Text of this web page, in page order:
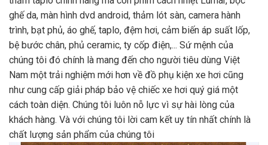
ghế da, màn hình dvd android, thảm lót sàn, camera hành
trình, bạt phủ, áo ghế, taplo, đệm hơi, cảm biến áp suất lốp,
bệ bước chân, phủ ceramic, ty cốp điện,... Sứ mệnh của
chúng tôi đó chính là mang đến cho người tiêu dùng Việt
Nam một trải nghiệm mới hơn về đồ phụ kiện xe hơi cũng
như cung cấp giải pháp bảo vệ chiếc xe hơi quý giá một
cách toàn diện. Chúng tôi luôn nỗ lực vì sự hài lòng của
khách hàng. Và với chúng tôi lời cam kết uy tín nhất chính là
chất lượng sản phẩm của chúng tôi